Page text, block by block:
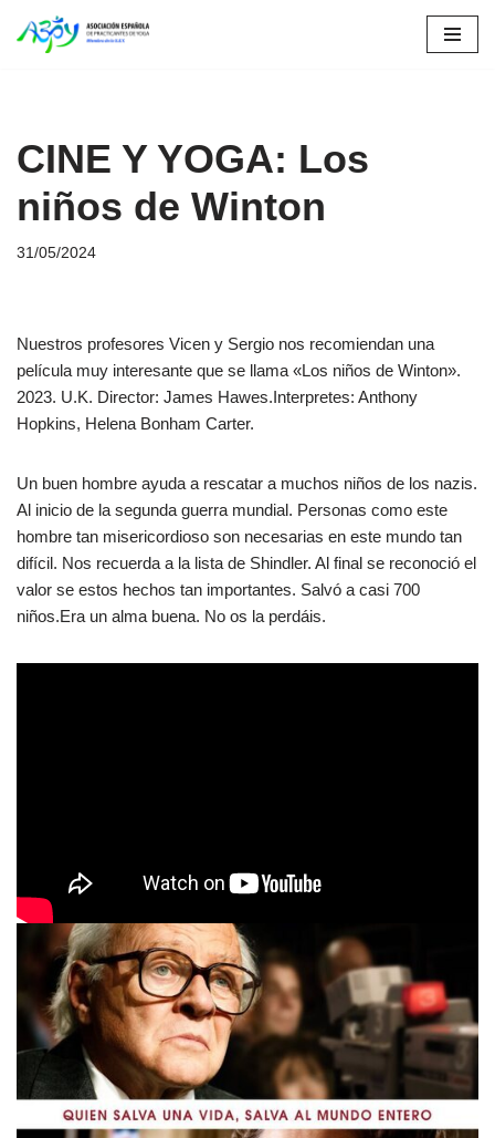
Saltar
CINE Y YOGA: Los
niños de Winton
31/05/2024
Nuestros profesores Vicen y Sergio nos recomiendan una
película muy interesante que se llama «Los niños de Winton».
2023. U.K. Director: James Hawes.Interpretes: Anthony
Hopkins, Helena Bonham Carter.
Un buen hombre ayuda a rescatar a muchos niños de los nazis.
Al inicio de la segunda guerra mundial. Personas como este
hombre tan misericordioso son necesarias en este mundo tan
difícil. Nos recuerda a la lista de Shindler. Al final se reconoció el
valor se estos hechos tan importantes. Salvó a casi 700
niños.Era un alma buena. No os la perdáis.